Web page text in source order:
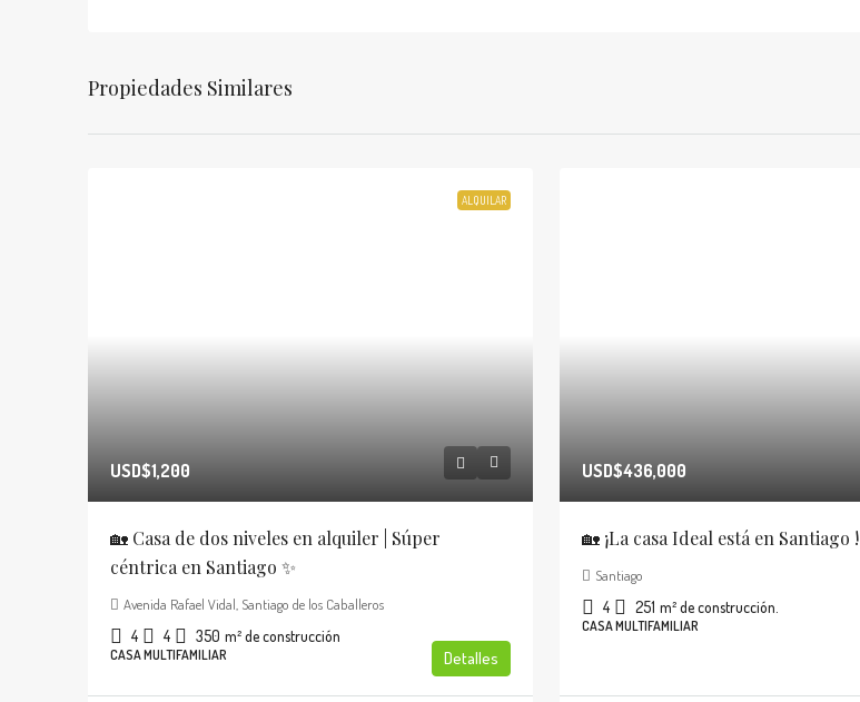
Propiedades Similares
ALQUILAR
USD$1,200
🏡 Casa de dos niveles en alquiler | Súper
céntrica en Santiago ✨
Avenida Rafael Vidal, Santiago de los Caballeros
4 4 350 m² de construcción
CASA MULTIFAMILIAR Detalles
USD$436,000
🏡 ¡La casa Ideal está en Santiago !
Santiago
4 251 m² de construcción.
CASA MULTIFAMILIAR